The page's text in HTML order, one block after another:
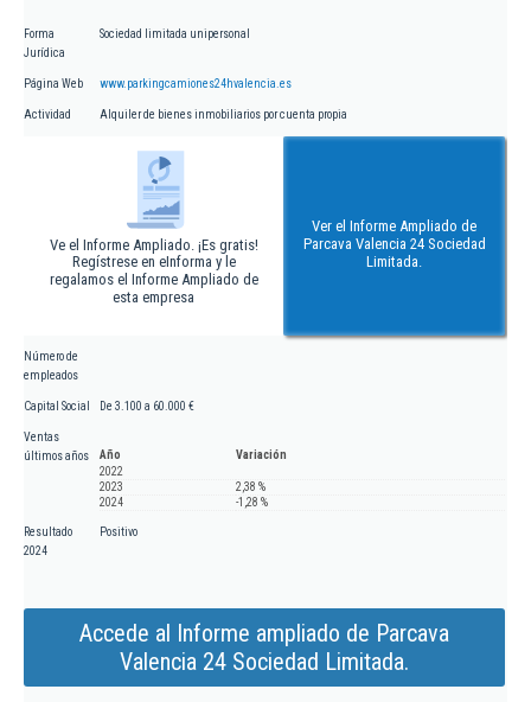
Forma
Jurídica
Sociedad limitada unipersonal
Página Web www.parkingcamiones24hvalencia.es
Actividad Alquiler de bienes inmobiliarios por cuenta propia
Ve el Informe Ampliado. ¡Es gratis!
Regístrese en eInforma y le
regalamos el Informe Ampliado de
esta empresa
Ver el Informe Ampliado de
Parcava Valencia 24 Sociedad
Limitada.
Número de
empleados
Capital Social De 3.100 a 60.000 €
Ventas
últimos años
Año
Variación
2022
2023
2,38 %
2024
-1,28 %
Resultado
2024
Positivo
Accede al Informe ampliado de Parcava
Valencia 24 Sociedad Limitada.